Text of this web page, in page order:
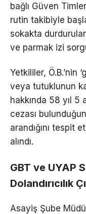
bağlı Güven
rutin takibiyle
sokakta
ve parmak izi
Yetkililer, Ö.B.’nin
veya tutuklunun
hakkında 58 yıl
cezası
arandığını tespit
alındı.
GBT ve UYAP
Dolandırıcılık
Asayiş Şube